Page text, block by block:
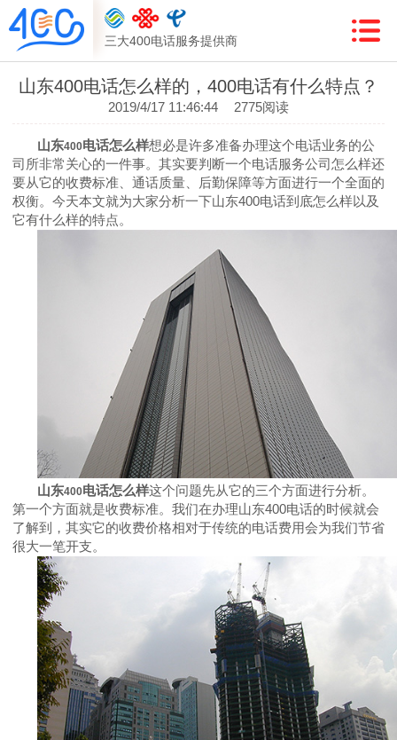
三大400电话服务提供商
山东400电话怎么样的，400电话有什么特点？
2019/4/17 11:46:44 2775阅读
山东400电话怎么样想必是许多准备办理这个电话业务的公
司所非常关心的一件事。其实要判断一个电话服务公司怎么样还
要从它的收费标准、通话质量、后勤保障等方面进行一个全面的
权衡。今天本文就为大家分析一下山东400电话到底怎么样以及
它有什么样的特点。
山东400电话怎么样这个问题先从它的三个方面进行分析。
第一个方面就是收费标准。我们在办理山东400电话的时候就会
了解到，其实它的收费价格相对于传统的电话费用会为我们节省
很大一笔开支。